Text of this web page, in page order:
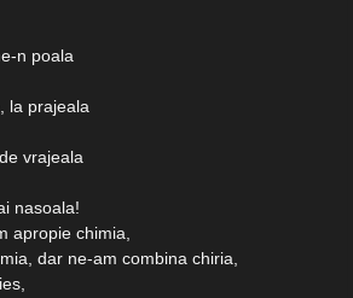
n poala
la prajeala
vrajeala
nasoala!
apropie chimia,
dar ne-am combina chiria,